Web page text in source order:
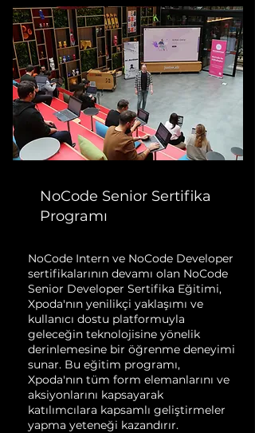
NoCode Senior Sertifika
Programı
NoCode Intern ve NoCode Developer
sertifikalarının devamı olan NoCode
Senior Developer Sertifika Eğitimi,
Xpoda'nın yenilikçi yaklaşımı ve
kullanıcı dostu platformuyla
geleceğin teknolojisine yönelik
derinlemesine bir öğrenme deneyimi
sunar. Bu eğitim programı,
Xpoda'nın tüm form elemanlarını ve
aksiyonlarını kapsayarak
katılımcılara kapsamlı geliştirmeler
yapma yeteneği kazandırır.